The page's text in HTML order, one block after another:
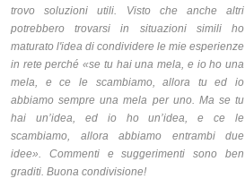
trovo soluzioni utili. Visto che anche altri
potrebbero trovarsi in situazioni simili ho
maturato l'idea di condividere le mie esperienze
in rete perché «se tu hai una mela, e io ho una
mela, e ce le scambiamo, allora tu ed io
abbiamo sempre una mela per uno. Ma se tu
hai un’idea, ed io ho un’idea, e ce le
scambiamo, allora abbiamo entrambi due
idee». Commenti e suggerimenti sono ben
graditi. Buona condivisione!